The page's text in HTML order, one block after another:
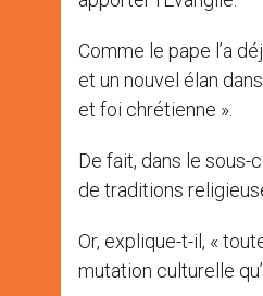
Comme le pape l’a
et un nouvel élan
et foi chrétienne ».
De fait, dans le sous-
de traditions
Or, explique-t-il, «
mutation culturelle